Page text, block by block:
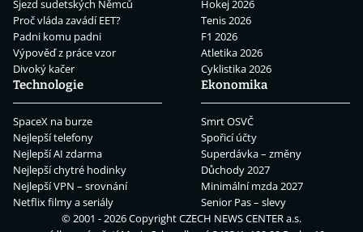
Sjezd sudetských Němců
Proč vláda zavádí EET?
Padni komu padni
Výpověď z práce vzor
Divoký kačer
Hokej 2026
Tenis 2026
F1 2026
Atletika 2026
Cyklistika 2026
Technologie
SpaceX na burze
Nejlepší telefony
Nejlepší AI zdarma
Nejlepší chytré hodinky
Nejlepší VPN – srovnání
Netflix filmy a seriály
Ekonomika
Smrt OSVČ
Spořicí účty
Superdávka – změny
Důchody 2027
Minimální mzda 2027
Senior Pas – slevy
© 2001 - 2026 CopyrightCZECH NEWS CENTER a.s.